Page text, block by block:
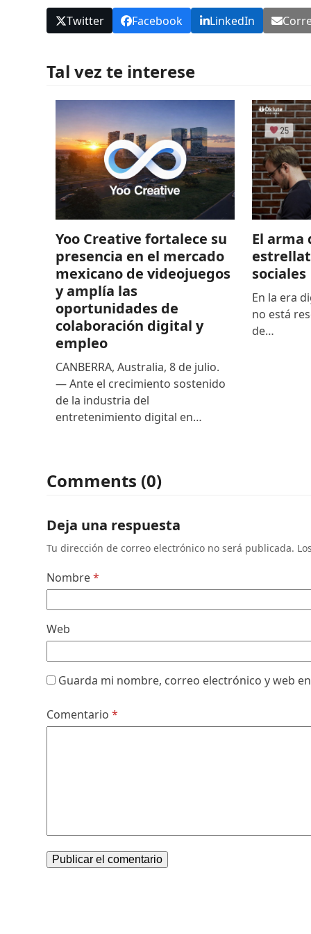
Twitter Facebook LinkedIn
Tal vez te interese
Yoo Creative fortalece su
presencia en el mercado
mexicano de videojuegos
y amplía las
oportunidades de
colaboración digital y
empleo
CANBERRA, Australia, 8 de julio.
— Ante el crecimiento sostenido
de la industria del
entretenimiento digital en…
El arma
sociales
En la era
no está
de…
Comments (0)
Deja una respuesta
Tu dirección de correo electrónico no será publicada.
Nombre*
Web
Guarda mi nombre, correo electrónico y web
Comentario*